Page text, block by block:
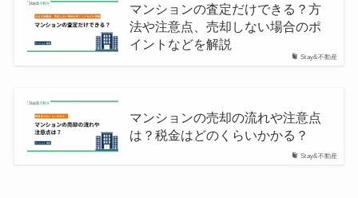
Stay&不動産
マンションの査定だけできる？方
法や注意点、売却しない場合のポ
イントなどを解説
Stay&不動産
マンションの売却の流れや注意点
は？税金はどのくらいかかる？